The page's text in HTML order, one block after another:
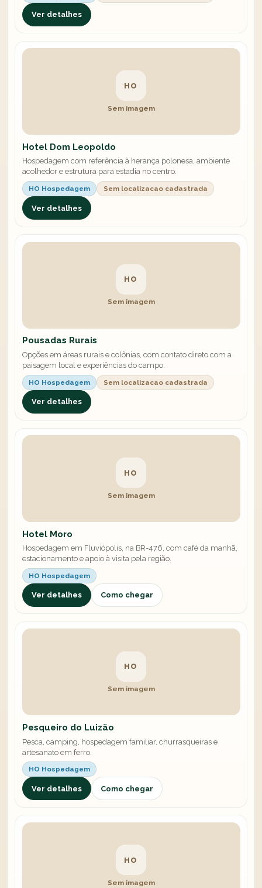
Ver detalhes
HO
Sem imagem
Hotel Dom Leopoldo
Hospedagem com referência à herança polonesa, ambiente
acolhedor e estrutura para estadia no centro.
HO Hospedagem Sem localizacao cadastrada
Ver detalhes
HO
Sem imagem
Pousadas Rurais
Opções em áreas rurais e colônias, com contato direto com a
paisagem local e experiências do campo.
HO Hospedagem Sem localizacao cadastrada
Ver detalhes
HO
Sem imagem
Hotel Moro
Hospedagem em Fluviópolis, na BR-476, com café da manhã,
estacionamento e apoio à visita pela região.
HO Hospedagem
Ver detalhes Como chegar
HO
Sem imagem
Pesqueiro do Luizão
Pesca, camping, hospedagem familiar, churrasqueiras e
artesanato em ferro.
HO Hospedagem
Ver detalhes Como chegar
HO
Sem imagem